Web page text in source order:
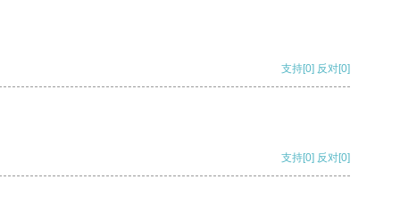
支持[0] 反对[0]
支持[0] 反对[0]